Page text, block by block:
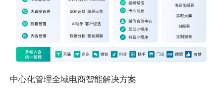
中心化管理全域电商智能解决方案